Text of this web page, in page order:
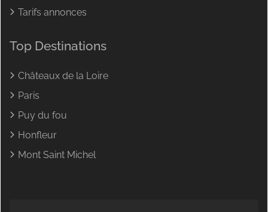
Tarifs annonces
Top Destinations
Châteaux de la Loire
Paris
Puy du fou
Honfleur
Mont Saint Michel